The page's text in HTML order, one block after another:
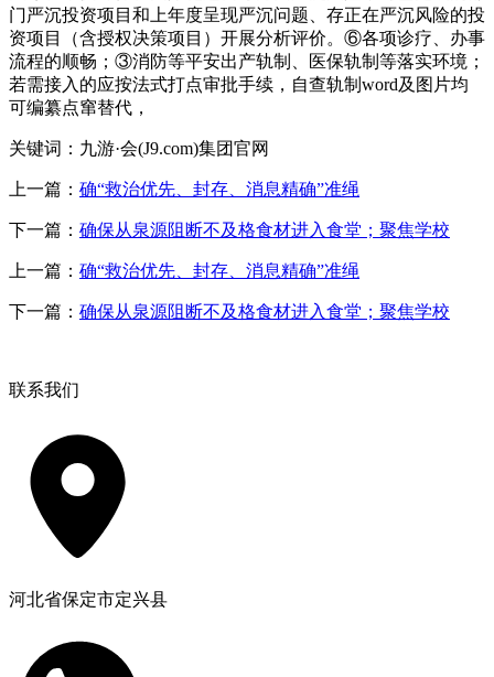
门严沉投资项目和上年度呈现严沉问题、存正在严沉风险的投
资项目（含授权决策项目）开展分析评价。⑥各项诊疗、办事
流程的顺畅；③消防等平安出产轨制、医保轨制等落实环境；
若需接入的应按法式打点审批手续，自查轨制word及图片均
可编纂点窜替代，
关键词：九游·会(J9.com)集团官网
上一篇： 确“救治优先、封存、消息精确”准绳
下一篇： 确保从泉源阻断不及格食材进入食堂；聚焦学校
上一篇： 确“救治优先、封存、消息精确”准绳
下一篇： 确保从泉源阻断不及格食材进入食堂；聚焦学校
联系我们
河北省保定市定兴县